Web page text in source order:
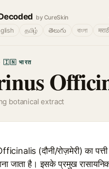
by CureSkin
தமிழ் తెలుగు বাংলা
🇮🇳 भारत
botanical extract
(दौनी/रोज़मेरी) का
जाता है। इसके प्रमुख रासायनिक